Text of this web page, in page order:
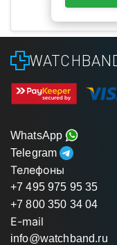
WhatsApp
Telegram
Телефоны
+7 495 975 95 35
+7 800 350 34 04
E-mail
info@watchband.ru